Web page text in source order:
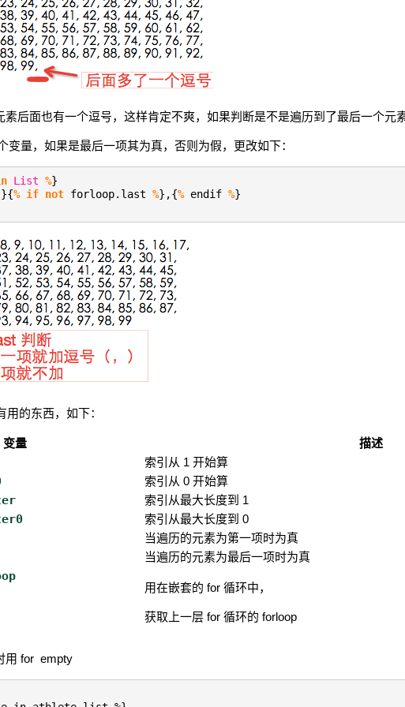
素后面也有一个逗号，这样肯定不爽，如果判断是不是遍历到了最后一个元
变量，如果是最后一项其为真，否则为假，更改如下：
List %}
% if not forloop.last %},{% endif %}
的东西，如下：
变量 描述
索引从 1 开始算
索引从 0 开始算
索引从最大长度到 1
索引从最大长度到 0
当遍历的元素为第一项时为真
当遍历的元素为最后一项时为真
用在嵌套的 for 循环中，
获取上一层 for 循环的 forloop
用 for empty